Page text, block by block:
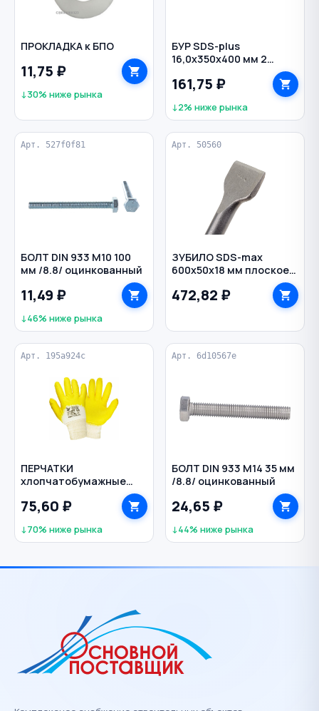
ПРОКЛАДКА к БПО
11,75 ₽
↓30% ниже рынка
БУР SDS-plus
16,0х350х400 мм 2
РЕЗОЛЮКС
161,75 ₽
↓2% ниже рынка
Арт. 527f0f81
БОЛТ DIN 933 M10 100
мм /8.8/ оцинкованный
11,49 ₽
↓46% ниже рынка
Арт. 50560
ЗУБИЛО SDS-max
600х50х18 мм плоское
472,82 ₽
Арт. 195a924c
ПЕРЧАТКИ
хлопчатобумажные
нитриловое покрытие
Лайт цв. желтый/синий
75,60 ₽
↓70% ниже рынка
Арт. 6d10567e
БОЛТ DIN 933 M14 35 мм
/8.8/ оцинкованный
24,65 ₽
↓44% ниже рынка